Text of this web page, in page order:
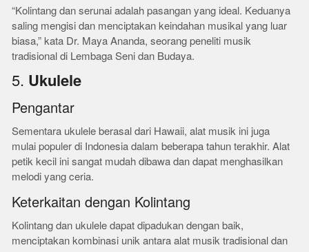
“Kolintang dan serunai adalah pasangan yang ideal. Keduanya
saling mengisi dan menciptakan keindahan musikal yang luar
biasa,” kata Dr. Maya Ananda, seorang peneliti musik
tradisional di Lembaga Seni dan Budaya.
5. Ukulele
Pengantar
Sementara ukulele berasal dari Hawaii, alat musik ini juga
mulai populer di Indonesia dalam beberapa tahun terakhir. Alat
petik kecil ini sangat mudah dibawa dan dapat menghasilkan
melodi yang ceria.
Keterkaitan dengan Kolintang
Kolintang dan ukulele dapat dipadukan dengan baik,
menciptakan kombinasi unik antara alat musik tradisional dan